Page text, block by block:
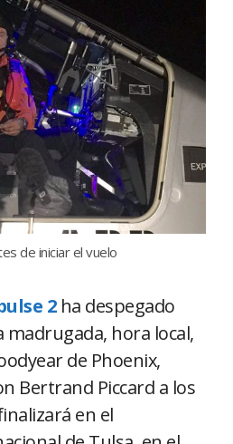
de iniciar el vuelo
2ha despegado
madrugada, hora local,
de Phoenix,
Bertrand Piccard a los
en el